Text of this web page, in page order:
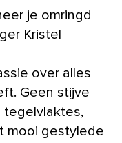
je omringd
Kristel
over alles
Geen stijve
tegelvlaktes,
mooi gestylede